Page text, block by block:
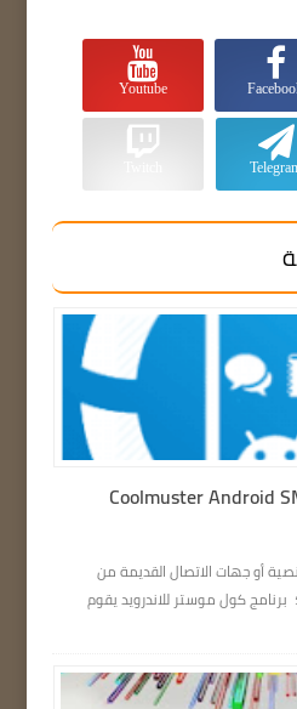
Youtube
Coolmuster Android
أو جهات الاتصال القديمة من
كول موستر للاندرويد يقوم